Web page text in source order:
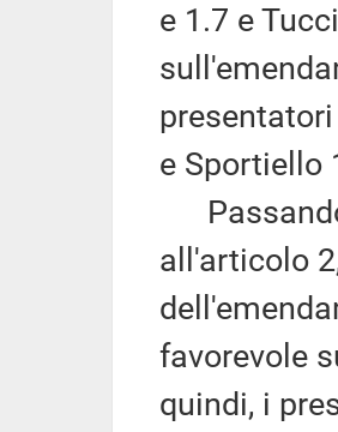
e 1.7 e
e Sportiello
all'articolo
favorevole
quindi, i